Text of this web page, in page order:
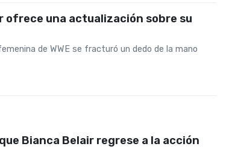
ofrece una actualización sobre su
de WWE se fracturó un dedo de la mano
que Bianca Belair regrese a la acción